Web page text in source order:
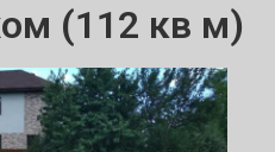
(112 кв м)